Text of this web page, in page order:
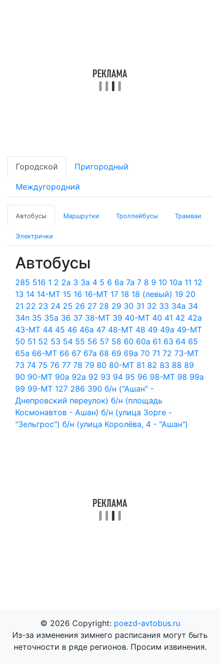
Городской Пригородный
Междугородний
Автобусы Маршрутки Троллейбусы Трамваи
Электрички
Автобусы
285 516 1 2 2а 3 3а 4 5 6 6а 7а 7 8 9 10 10а 11 12
13 14 14-МТ 15 16 16-МТ 17 18 18 (левый) 19 20
21 22 23 24 25 26 27 28 29 30 31 32 33 34а 34
34п 35 35а 36 37 38-МТ 39 40-МТ 40 41 42 42а
43-МТ 44 45 46 46а 47 48-МТ 48 49 49а 49-МТ
50 51 52 53 54 55 56 57 58 60 60а 61 63 64 65
65а 66-МТ 66 67 67а 68 69 69а 70 71 72 73-МТ
73 74 75 76 77 78 79 80 80-МТ 81 82 83 88 89
90 90-МТ 90а 92а 92 93 94 95 96 98-МТ 98 99a
99 99-МТ 127 286 390 б/н ("Ашан" -
Днепровский переулок) б/н (площадь
Космонавтов - Ашан) б/н (улица Зорге -
"Зельгрос") б/н (улица Королёва, 4 - "Ашан")
© 2026 Copyright: poezd-avtobus.ru
Из-за изменения зимнего расписания могут быть
неточности в ряде регионов. Просим извинения.